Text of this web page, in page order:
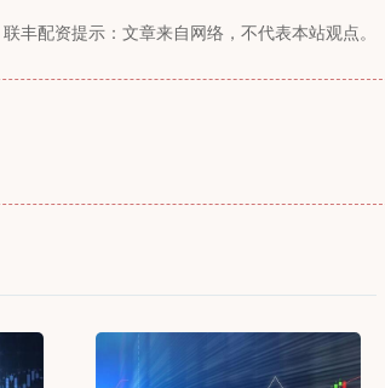
联丰配资提示：文章来自网络，不代表本站观点。